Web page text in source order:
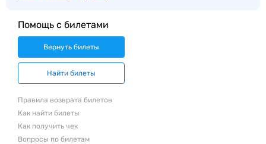
Помощь с билетами
Вернуть билеты
Найти билеты
Правила возврата билетов
Как найти билеты
Как получить чек
Вопросы по билетам